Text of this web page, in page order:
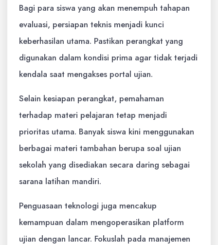
Bagi para siswa yang akan menempuh tahapan
evaluasi, persiapan teknis menjadi kunci
keberhasilan utama. Pastikan perangkat yang
digunakan dalam kondisi prima agar tidak terjadi
kendala saat mengakses portal ujian.
Selain kesiapan perangkat, pemahaman
terhadap materi pelajaran tetap menjadi
prioritas utama. Banyak siswa kini menggunakan
berbagai materi tambahan berupa soal ujian
sekolah yang disediakan secara daring sebagai
sarana latihan mandiri.
Penguasaan teknologi juga mencakup
kemampuan dalam mengoperasikan platform
ujian dengan lancar. Fokuslah pada manajemen